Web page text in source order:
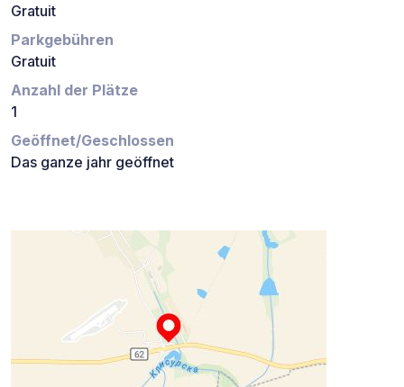
Gratuit
Parkgebühren
Gratuit
Anzahl der Plätze
1
Geöffnet/Geschlossen
Das ganze jahr geöffnet